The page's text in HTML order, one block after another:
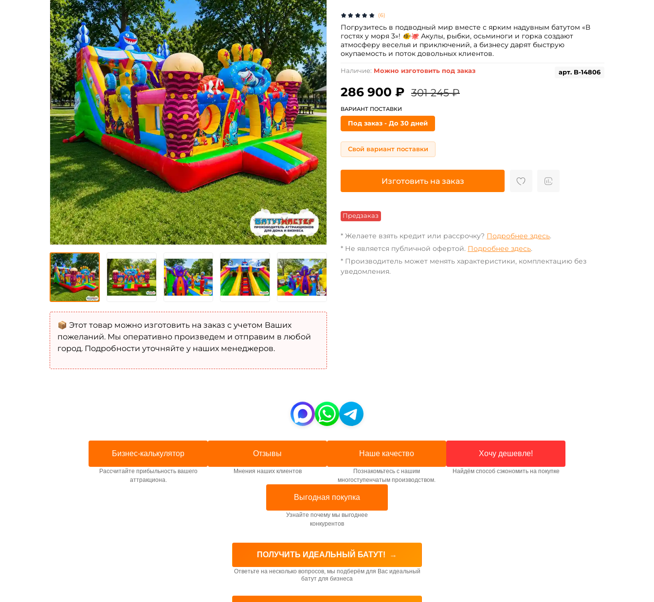
(6)
арт. B-14806
Наличие: Можно изготовить под заказ
Предзаказ
286 900 ₽ 301 245 ₽
Изготовить на заказ
ВАРИАНТ ПОСТАВКИ
Под заказ - До 30 дней
Свой вариант поставки
Погрузитесь в подводный мир вместе с ярким надувным батутом «В
гостях у моря 3»! 🐠🐙 Акулы, рыбки, осьминоги и горка создают
атмосферу веселья и приключений, а бизнесу дарят быструю
окупаемость и поток довольных клиентов.
* Желаете взять кредит или рассрочку? Подробнее здесь.
* Не является публичной офертой. Подробнее здесь.
* Производитель может менять характеристики, комплектацию без
уведомления.
📦 Этот товар можно изготовить на заказ с учетом Ваших
пожеланий. Мы оперативно произведем и отправим в любой
город. Подробности уточняйте у наших менеджеров.
Бизнес-калькулятор
Рассчитайте прибыльность вашего
аттракциона.
Отзывы
Мнения наших клиентов
Наше качество
Познакомьтесь с нашим
многоступенчатым производством.
Хочу дешевле!
Найдём способ сэкономить на покупке
Выгодная покупка
Узнайте почему мы выгоднее
конкурентов
ПОЛУЧИТЬ ИДЕАЛЬНЫЙ БАТУТ! →
Ответьте на несколько вопросов, мы подберём для Вас идеальный
батут для бизнеса